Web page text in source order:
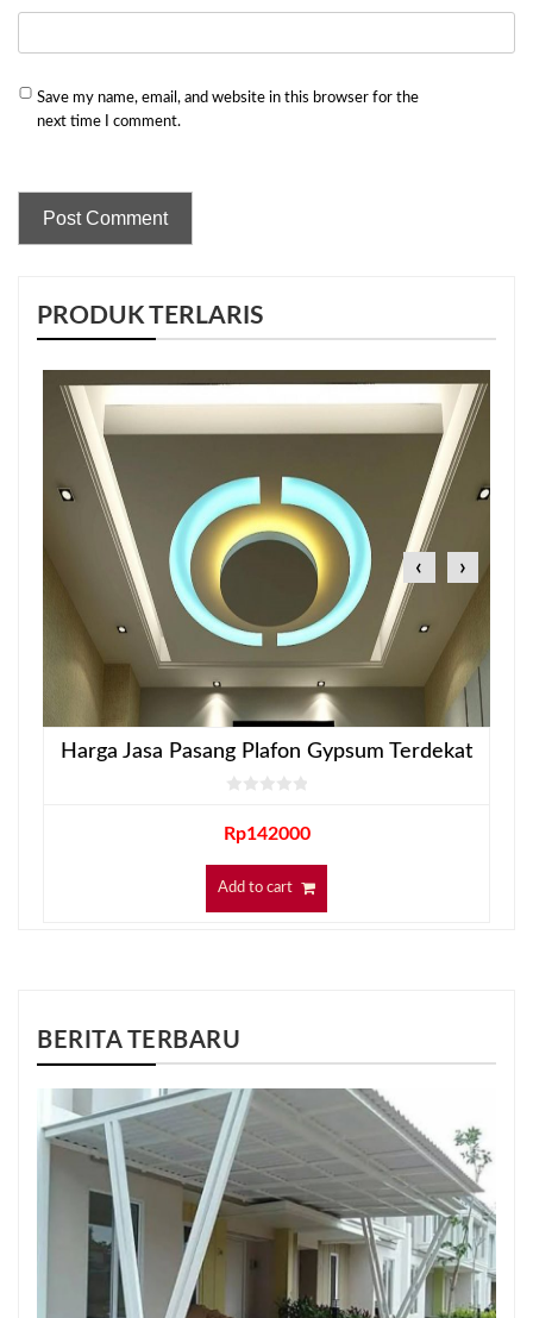
Save my name, email, and website in this browser for the
next time I comment.
PRODUK TERLARIS
Harga Jasa Pasang Plafon Gypsum Terdekat
Rp142000
Add to cart
BERITA TERBARU
‹ ›